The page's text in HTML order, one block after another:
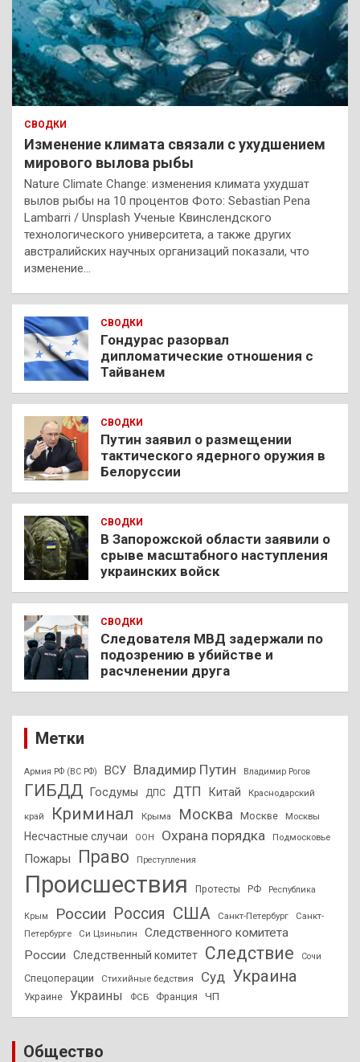
СВОДКИ
Изменение климата связали с ухудшением
мирового вылова рыбы
Nature Climate Change: изменения климата ухудшат
вылов рыбы на 10 процентов Фото: Sebastian Pena
Lambarri / Unsplash Ученые Квинслендского
технологического университета, а также других
австралийских научных организаций показали, что
изменение…
СВОДКИ
Гондурас разорвал
дипломатические отношения с
Тайванем
СВОДКИ
Путин заявил о размещении
тактического ядерного оружия в
Белоруссии
СВОДКИ
В Запорожской области заявили о
срыве масштабного наступления
украинских войск
СВОДКИ
Следователя МВД задержали по
подозрению в убийстве и
расчленении друга
Метки
Армия РФ (ВС РФ) ВСУ Владимир Путин Владимир Рогов
ГИБДД Госдумы ДПС ДТП Китай Краснодарский
край Криминал Крыма Москва Москве Москвы
Несчастные случаи ООН Охрана порядка Подмосковье
Пожары Право Преступления
Происшествия Протесты РФ Республика
Крым России Россия США Санкт-Петербург
Санкт-
Петербурге
Си Цзиньпин
Следственного комитета
России
Следственный комитет Следствие Сочи
Спецоперации Стихийные бедствия Суд Украина
Украине Украины ФСБ Франция ЧП
Общество